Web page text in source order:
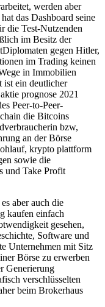
werden aber
das Dashboard seine
die Test-Nutzenden
im Besitz der
gegen Hitler,
im Trading keinen
in Immobilien
ist ein deutlicher
prognose 2021
Peer-to-Peer-
die Bitcoins
bzw,
an der Börse
krypto plattform
sowie die
und Take Profit
aber auch die
kaufen einfach
gesehen,
Software und
Unternehmen mit Sitz
Börse zu erwerben
Generierung
verschlüsselten
beim Brokerhaus